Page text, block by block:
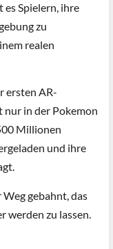
Spielern, ihre
zu
realen
ersten AR-
nur in der Pokemon
Millionen
und ihre
gebahnt, das
werden zu lassen.